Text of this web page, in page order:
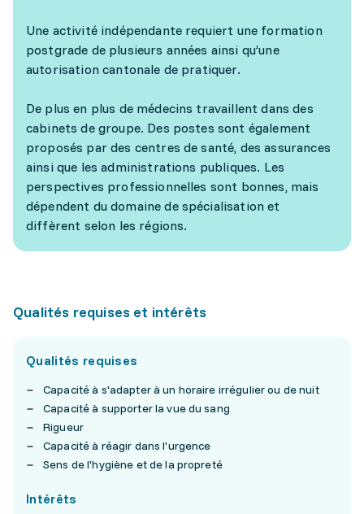
Une activité indépendante requiert une formation
postgrade de plusieurs années ainsi qu’une
autorisation cantonale de pratiquer.
De plus en plus de médecins travaillent dans des
cabinets de groupe. Des postes sont également
proposés par des centres de santé, des assurances
ainsi que les administrations publiques. Les
perspectives professionnelles sont bonnes, mais
dépendent du domaine de spécialisation et
diffèrent selon les régions.
Qualités requises et intérêts
Qualités requises
Capacité à s'adapter à un horaire irrégulier ou de nuit
Capacité à supporter la vue du sang
Rigueur
Capacité à réagir dans l'urgence
Sens de l'hygiène et de la propreté
Intérêts